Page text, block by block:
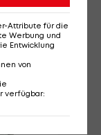
Attribute für die
Werbung und
Entwicklung
von
verfügbar: